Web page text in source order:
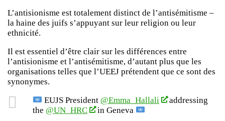
L’antisionisme est totalement distinct de l’antisémitisme –
la haine des juifs s’appuyant sur leur religion ou leur
ethnicité.
Il est essentiel d’être clair sur les différences entre
l’antisionisme et l’antisémitisme, d’autant plus que les
organisations telles que l’UEEJ prétendent que ce sont des
synonymes.
EUJS President @Emma_Hallali
addressing
the @UN_HRC
in Geneva